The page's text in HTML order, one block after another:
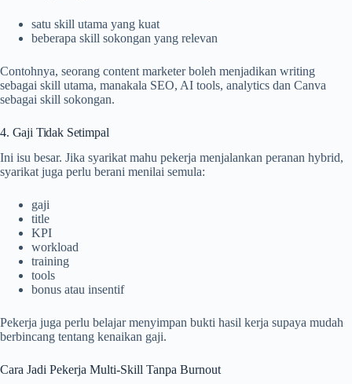
satu skill utama yang kuat
beberapa skill sokongan yang relevan
Contohnya, seorang content marketer boleh menjadikan writing
sebagai skill utama, manakala SEO, AI tools, analytics dan Canva
sebagai skill sokongan.
4. Gaji Tidak Setimpal
Ini isu besar. Jika syarikat mahu pekerja menjalankan peranan hybrid,
syarikat juga perlu berani menilai semula:
gaji
title
KPI
workload
training
tools
bonus atau insentif
Pekerja juga perlu belajar menyimpan bukti hasil kerja supaya mudah
berbincang tentang kenaikan gaji.
Cara Jadi Pekerja Multi-Skill Tanpa Burnout